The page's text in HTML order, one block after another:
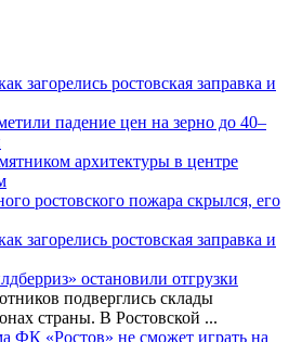
загорелись ростовская заправка и
падение цен на зерно до 40–
архитектуры в центре
ростовского пожара скрылся, его
загорелись ростовская заправка и
остановили отгрузки
подверглись склады
страны. В Ростовской ...
ФК «Ростов» не сможет играть на